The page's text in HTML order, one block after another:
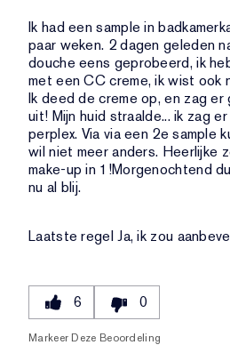
Ik had een sample in
paar weken. 2 dagen geleden
douche eens geprobeerd, ik
met een CC creme, ik wist ook
Ik deed de creme op, en zag er
uit! Mijn huid straalde... ik zag
perplex. Via via een 2e sample
wil niet meer anders. Heerlijke
make-up in 1!Morgenochtend
nu al blij.
Laatste regelJa, ik zou
6 0
Markeer Deze Beoordeling